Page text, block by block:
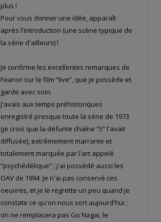
plus !
Pour vous donner une idée, apparaît
après l'introduction (une scène typique de
la série d'ailleurs) !
Je confirme les excellentes remarques de
Feanor sur le film “live”, que je possède et
garde avec soin.
J'avais aux temps préhistoriques
enregistré presque toute la série de 1973
(je crois que la défunte chaîne “5” l'avait
diffusée), extrêmement marrante et
totalement marquée par l'art appelé
“psychédélique” ; j'ai possédé aussi les
OAV de 1994. Je n'ai pas conservé ces
oeuvres, et je le regrette un peu quand je
constate ce qu'on nous sort aujourd'hui ;
on ne remplacera pas Go Nagai, le